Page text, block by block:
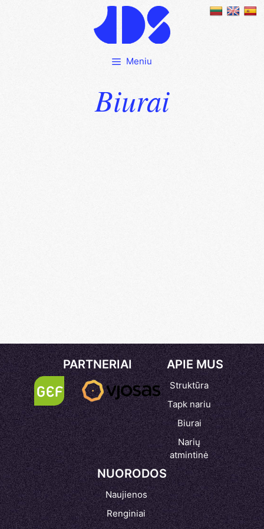
Meniu
Biurai
PARTNERIAI APIE MUS
Struktūra
Tapk nariu
Biurai
Narių
atmintinė
NUORODOS
Naujienos
Renginiai